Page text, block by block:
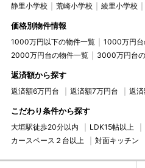
静里小学校
荒崎小学校 綾里小学校
価格別物件情報
1000万円以下の物件一覧
1000万円台
2000万円台の物件一覧
3000万円台
返済額から探す
返済額6万円台 返済額7万円台 返
こだわり条件から探す
大垣駅徒歩20分以内 LDK15帖以上
カースペース２台以上
対面キッチン